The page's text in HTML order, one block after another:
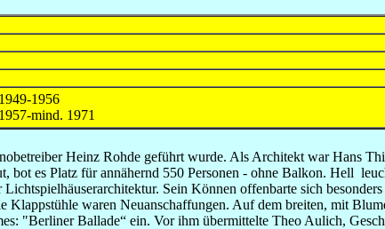
1949-1956
1957-mind. 1971
Heinz Rohde geführt wurde. Als Architekt war Hans
es Platz für annähernd 550 Personen - ohne Balkon. Hell
Sein Können offenbarte sich
waren Neuanschaffungen. Auf dem breiten, mit
"Berliner Ballade“ ein. Vor ihm übermittelte Theo Aulich,